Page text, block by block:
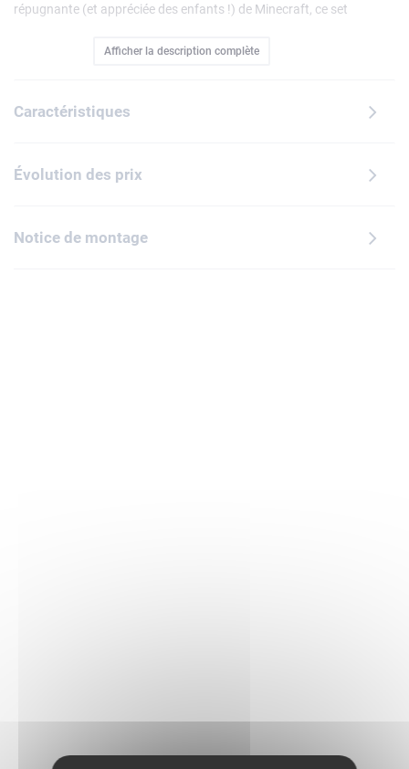
répugnante (et appréciée des enfants !) de Minecraft, ce set
dès 8 ans. Ce set LEGO Minecraft met en scène l'un des plus
possède de long bras ballants et un corps couvert de
de vomi sortent de sa bouche et du « mucus » s'échappe de
son sac à dos d'une simple pression. Le set inclut un Héros
une cape, une épée en diamant et un luth. Le ranger se
déplace sur le dos de Grand bec et dirige un squelette et un
Afficher la description complète
Caractéristiques
Évolution des prix
Notice de montage